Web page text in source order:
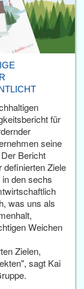
für
seine
Bericht
definierten Ziele
den sechs
was uns als
Weichen
Zielen,
sagt Kai